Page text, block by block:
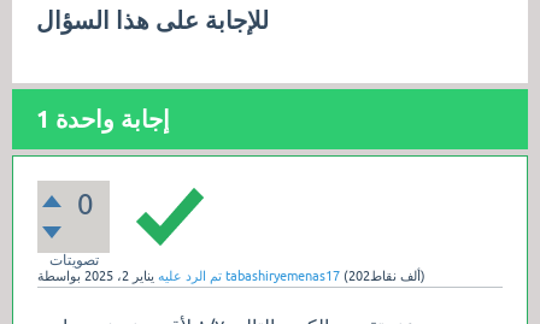
للإجابة على هذا السؤال
1 إجابة واحدة
0
تصويتات
تم الرد عليه يناير 2، 2025 tabashiryemenas17 ( 202ألفنقاط)